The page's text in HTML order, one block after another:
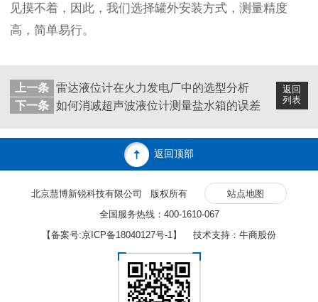
见摸不着，因此，我们选择罐外安装方式，测量精度
高，简单易行。
返回
列表
上一条 雷达液位计在火力发电厂中的选型分析
下一条 如何消减超声波液位计测量盐水箱的误差
返回顶部
北京慧博新锐科技有限公司 版权所有
站点地图
全国服务热线：400-1610-067
【备案号:京ICP备18040127号-1】 技术支持：牛商股份